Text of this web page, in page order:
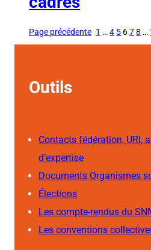
Page précédente 1 … 4 5 678 …
Outils
Contacts fédération, URI,
d’expertise
Documents Organismes
Élections
Les compte-rendus du
Les conventions